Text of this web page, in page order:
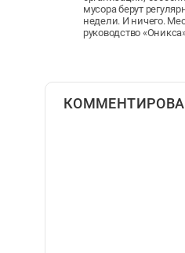
мусора берут
недели. И ничего.
руководство